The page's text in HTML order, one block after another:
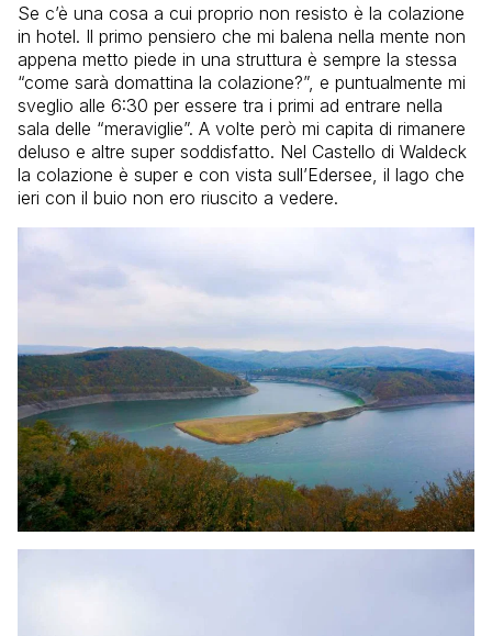
Se c’è una cosa a cui proprio non resisto è la colazione
in hotel. Il primo pensiero che mi balena nella mente non
appena metto piede in una struttura è sempre la stessa
“come sarà domattina la colazione?”, e puntualmente mi
sveglio alle 6:30 per essere tra i primi ad entrare nella
sala delle “meraviglie”. A volte però mi capita di rimanere
deluso e altre super soddisfatto. Nel Castello di Waldeck
la colazione è super e con vista sull’Edersee, il lago che
ieri con il buio non ero riuscito a vedere.